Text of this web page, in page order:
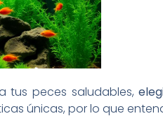
tus peces saludables,
únicas, por lo que